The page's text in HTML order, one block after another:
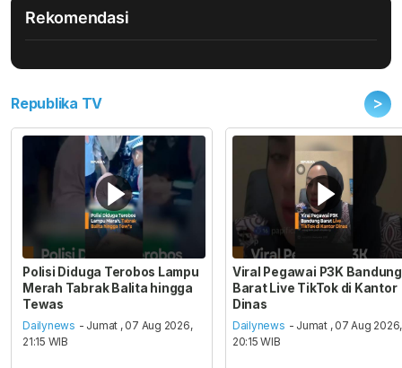
Rekomendasi
Republika TV >
Polisi Diduga Terobos Lampu
Merah Tabrak Balita hingga
Tewas
Dailynews - Jumat , 07 Aug 2026,
21:15 WIB
Viral Pegawai P3K Bandung
Barat Live TikTok di Kantor
Dinas
Dailynews - Jumat , 07 Aug 2026,
20:15 WIB